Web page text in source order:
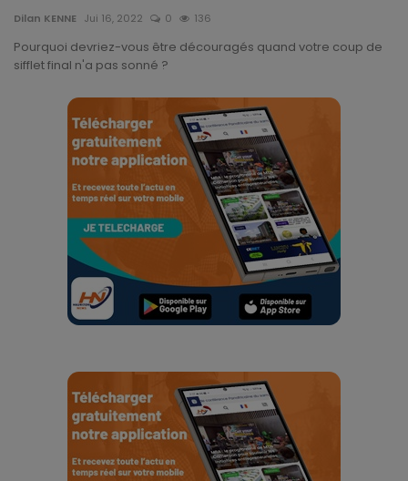
Divers
Actu People
Voyages
LifeStyle
Dilan KENNE Jui 16, 2022 0 136
Pourquoi devriez-vous être découragés quand votre coup de
sifflet final n'a pas sonné ?